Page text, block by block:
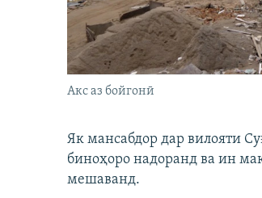
Акс аз бойгонӣ
Як мансабдор дар вилояти
биноҳоро надоранд ва ин
мешаванд.